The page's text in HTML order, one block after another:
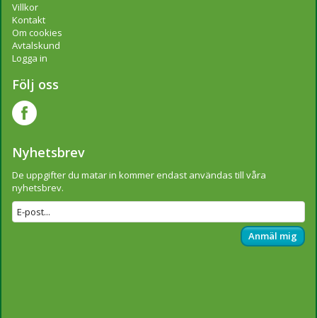
Villkor
Kontakt
Om cookies
Avtalskund
Logga in
Följ oss
Nyhetsbrev
De uppgifter du matar in kommer endast användas till våra
nyhetsbrev.
Anmäl mig